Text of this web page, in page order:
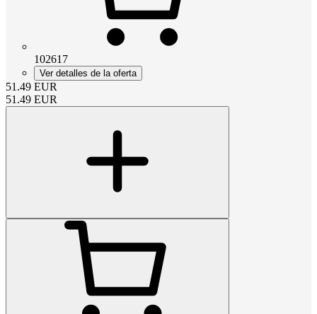
102617
Ver detalles de la oferta
51.49 EUR
51.49 EUR